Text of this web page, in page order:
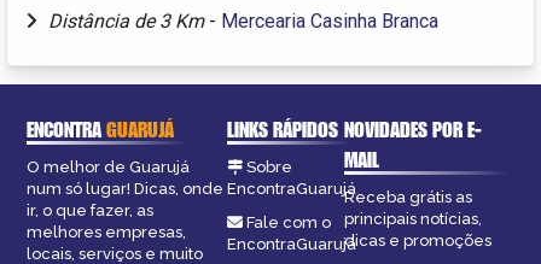
Distância de 3 Km - Mercearia Casinha Branca
ENCONTRAGUARUJÁ
O melhor de Guarujá
num só lugar! Dicas, onde
ir, o que fazer, as
melhores empresas,
locais, serviços e muito
LINKS RÁPIDOS
Sobre
EncontraGuarujá
Fale com o
EncontraGuarujá
NOVIDADES POR E-
MAIL
Receba grátis as
principais notícias,
dicas e promoções